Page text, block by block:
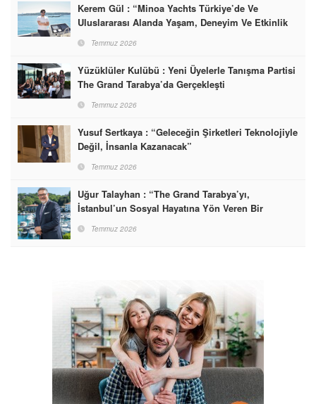
Kerem Gül : “Minoa Yachts Türkiye’de Ve
Uluslararası Alanda Yaşam, Deneyim Ve Etkinlik
Markası Olacak”
Temmuz 2026
Yüzüklüler Kulübü : Yeni Üyelerle Tanışma Partisi
The Grand Tarabya’da Gerçekleşti
Temmuz 2026
Yusuf Sertkaya : “Geleceğin Şirketleri Teknolojiyle
Değil, İnsanla Kazanacak”
Temmuz 2026
Uğur Talayhan : “The Grand Tarabya’yı,
İstanbul’un Sosyal Hayatına Yön Veren Bir
Destinasyon Haline Getirmeyi Hedefliyorum”
Temmuz 2026